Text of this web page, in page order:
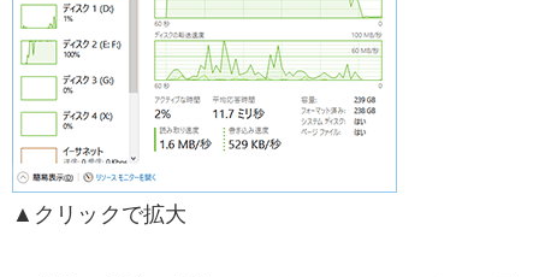
▲クリックで拡大